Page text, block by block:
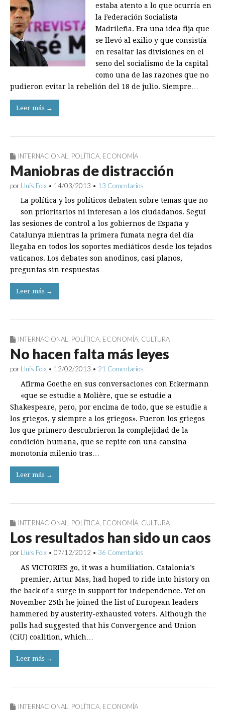
estaba atento a lo que ocurría en
la Federación Socialista
Madrileña. Era una idea fija que
se llevó al exilio y que consistía
en resaltar las divisiones en el
seno del socialismo de la capital
como una de las razones que no
pudieron evitar la rebelión del 18 de julio. Siempre…
Leer más →
INTERNACIONAL POLÍTICA ECONOMÍA
Maniobras de distracción
por Lluís Foix • 14/03/2013 • 13 Comentarios
La política y los políticos debaten sobre temas que no
son prioritarios ni interesan a los ciudadanos. Seguí
las sesiones de control a los gobiernos de España y
Catalunya mientras la primera fumata negra del día
llegaba en todos los soportes mediáticos desde los tejados
vaticanos. Los debates son anodinos, casi planos,
preguntas sin respuestas…
Leer más →
INTERNACIONAL, POLÍTICA, ECONOMÍA, CULTURA
No hacen falta más leyes
por Lluís Foix • 12/02/2013 • 21 Comentarios
Afirma Goethe en sus conversaciones con Eckermann
«que se estudie a Molière, que se estudie a
Shakespeare, pero, por encima de todo, que se estudie a
los griegos, y siempre a los griegos». Fueron los griegos
los que primero descubrieron la complejidad de la
condición humana, que se repite con una cansina
monotonía milenio tras…
Leer más →
INTERNACIONAL, POLÍTICA, ECONOMÍA, CULTURA
Los resultados han sido un caos
por Lluís Foix • 07/12/2012 • 36 Comentarios
AS VICTORIES go, it was a humiliation. Catalonia’s
premier, Artur Mas, had hoped to ride into history on
the back of a surge in support for independence. Yet on
November 25th he joined the list of European leaders
hammered by austerity-exhausted voters. Although the
polls had suggested that his Convergence and Union
(CiU) coalition, which…
Leer más →
INTERNACIONAL POLÍTICA ECONOMÍA